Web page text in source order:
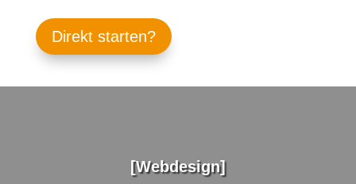
Direkt starten?
[Webdesign]